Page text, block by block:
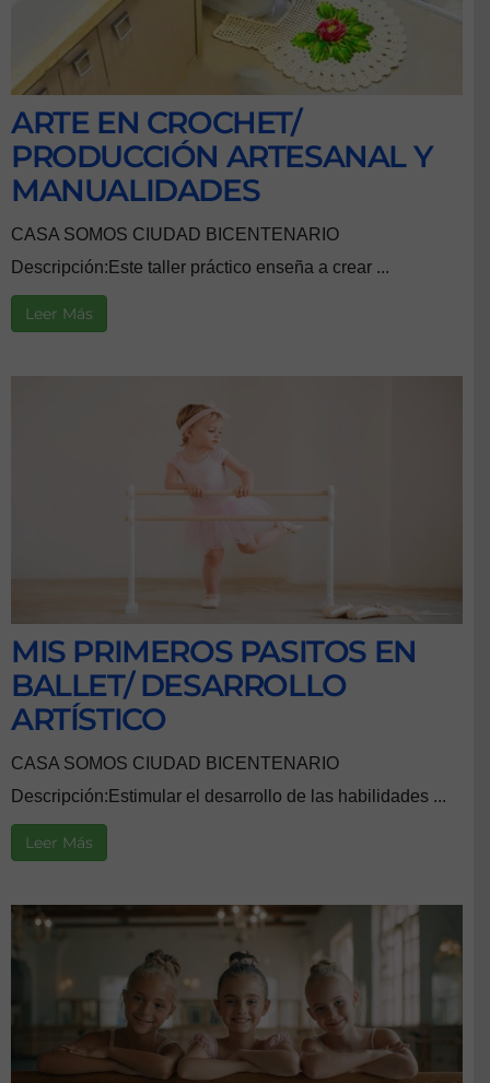
ARTE EN CROCHET/
PRODUCCIÓN ARTESANAL Y
MANUALIDADES
CASA SOMOS CIUDAD BICENTENARIO
Descripción:Este taller práctico enseña a crear ...
Leer Más
MIS PRIMEROS PASITOS EN
BALLET/ DESARROLLO
ARTÍSTICO
CASA SOMOS CIUDAD BICENTENARIO
Descripción:Estimular el desarrollo de las habilidades ...
Leer Más